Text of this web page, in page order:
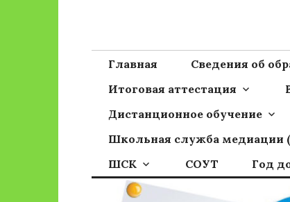
Сайт ГБОУ
Главная Сведения об
Итоговая аттестация
Дистанционное обучение
Школьная служба медиации
ШСК
СОУТ Год